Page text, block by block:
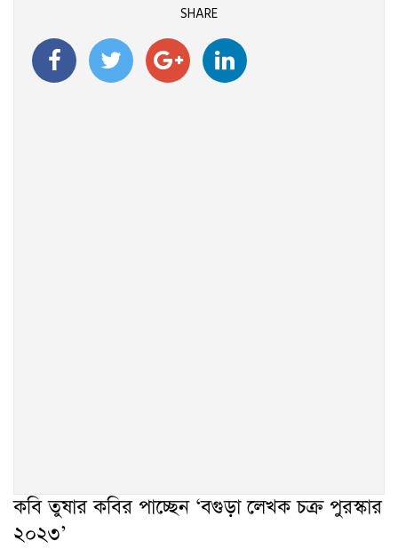
SHARE
কবি তুষার কবির পাচ্ছেন ‘বগুড়া লেখক চক্র পুরস্কার
২০২৩’